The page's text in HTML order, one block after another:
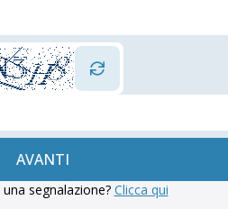
AVANTI
segnalazione? Clicca qui